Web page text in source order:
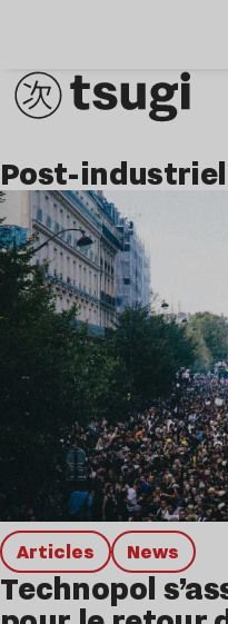
post-industriel
Articles news
Technopol